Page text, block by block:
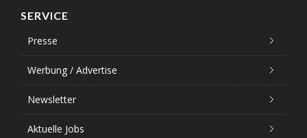
SERVICE
Presse
Werbung / Advertise
Newsletter
Aktuelle Jobs